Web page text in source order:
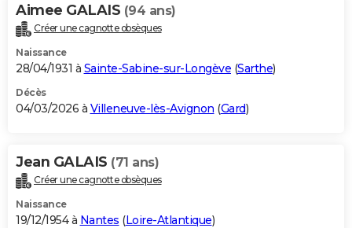
Bricolage
Lifestyle
Culture
Sport
Auto
Television
Voyage
Cinema
Aimee GALAIS (94 ans)
Créer une cagnotte obsèques
Naissance
28/04/1931 à Sainte-Sabine-sur-Longève (Sarthe)
Décès
04/03/2026 à Villeneuve-lès-Avignon (Gard)
Jean GALAIS (71 ans)
Créer une cagnotte obsèques
Naissance
19/12/1954 à Nantes (Loire-Atlantique)